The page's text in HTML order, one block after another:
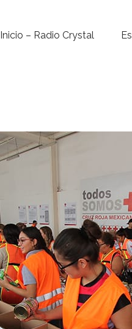
Inicio – Radio Crystal
Para ti